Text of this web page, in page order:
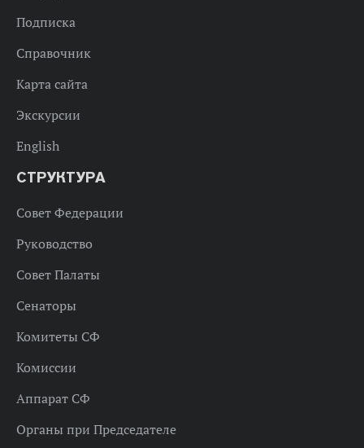
Подписка
Справочник
Карта сайта
Экскурсии
English
СТРУКТУРА
Совет Федерации
Руководство
Совет Палаты
Сенаторы
Комитеты СФ
Комиссии
Аппарат СФ
Органы при Председателе